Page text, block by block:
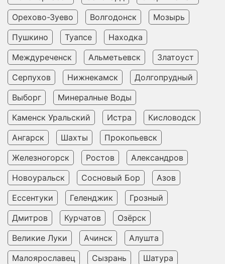
Орехово-Зуево
Волгодонск
Мозырь
Пушкино
Туапсе
Находка
Междуреченск
Альметьевск
Златоуст
Серпухов
Нижнекамск
Долгопрудный
Выборг
Минералные Воды
Каменск Уральский
Истра
Кисловодск
Ангарск
Шахты
Прокопьевск
Железногорск
Ростов
Александров
Новоуральск
Сосновый Бор
Азов
Ессентуки
Геленджик
Грозный
Дмитров
Курчатов
Озёрск
Великие Луки
Ачинск
Алушта
Малоярославец
Сызрань
Шатура